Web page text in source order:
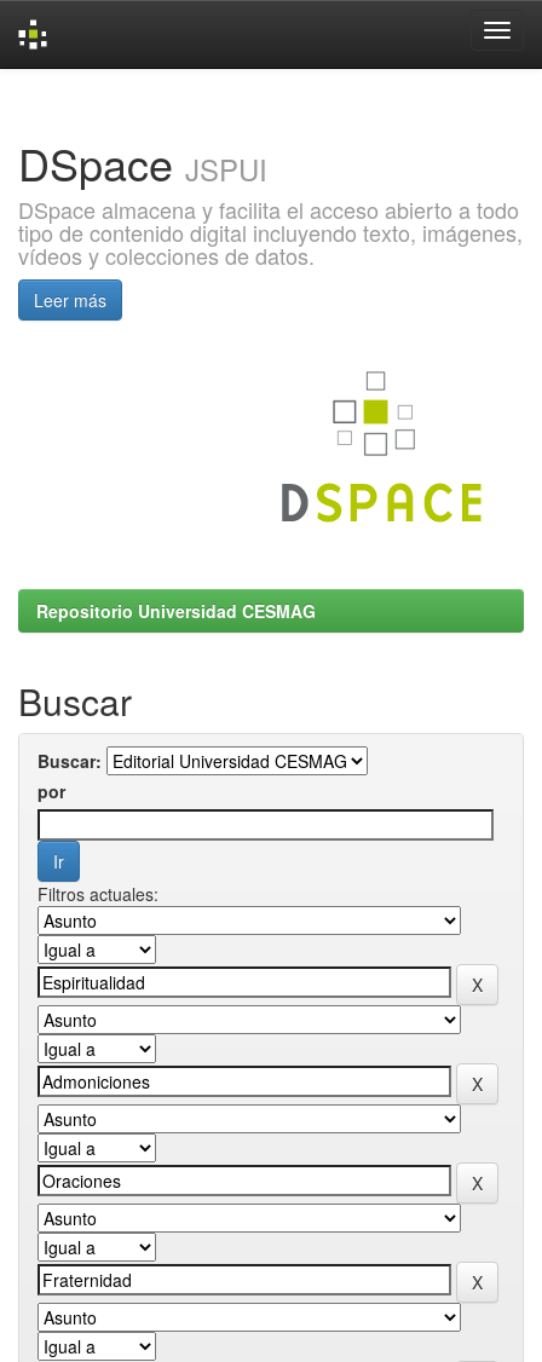
DSpace JSPUI
DSpace almacena y facilita el acceso abierto a todo
tipo de contenido digital incluyendo texto, imágenes,
vídeos y colecciones de datos.
Leer más
Repositorio Universidad CESMAG
Buscar
Buscar:
por
Filtros actuales: